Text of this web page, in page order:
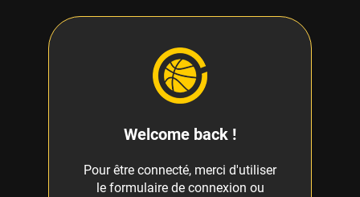
Welcome back !
Pour être connecté, merci d'utiliser
le formulaire de connexion ou